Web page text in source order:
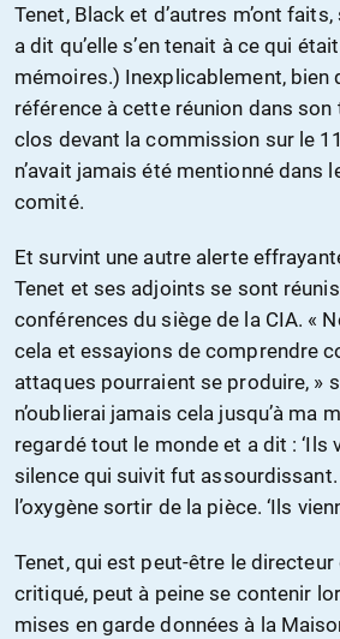
Tenet, Black et d’autres m’ont
a dit qu’elle s’en tenait à ce qui
mémoires.) Inexplicablement, bien
référence à cette réunion dans
clos devant la commission sur le
n’avait jamais été mentionné dans
comité.
Et survint une autre alerte
Tenet et ses adjoints se sont
conférences du siège de la CIA. «
cela et essayions de comprendre
attaques pourraient se produire, »
n’oublierai jamais cela jusqu’à ma
regardé tout le monde et a dit : ‘Ils
silence qui suivit fut
l’oxygène sortir de la pièce. ‘Ils
Tenet, qui est peut-être le directeur
critiqué, peut à peine se contenir
mises en garde données à la